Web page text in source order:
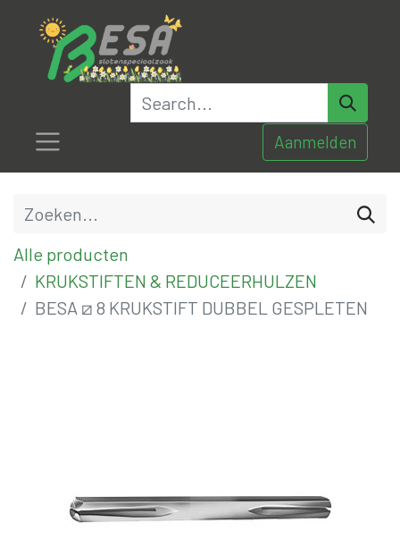
Aanmelden
Alle producten
KRUKSTIFTEN & REDUCEERHULZEN
BESA ⧄ 8 KRUKSTIFT DUBBEL GESPLETEN